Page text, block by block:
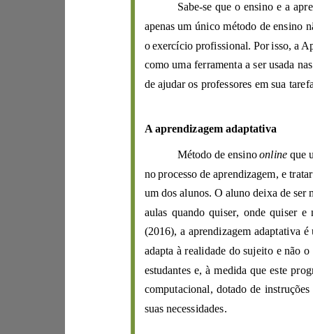
Sabe- se que o ensin
como uma fe
A a prendizagem adaptativa
Método de ensino online
aulas quando quiser, onde quiser
(2016),
estudantes e,
suas necessidades.